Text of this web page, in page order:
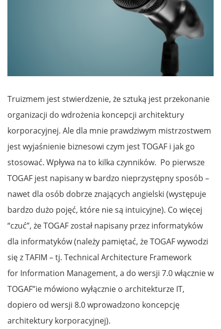
Truizmem jest stwierdzenie, że sztuką jest przekonanie
organizacji do wdrożenia koncepcji architektury
korporacyjnej. Ale dla mnie prawdziwym mistrzostwem
jest wyjaśnienie biznesowi czym jest TOGAF i jak go
stosować. Wpływa na to kilka czynników. Po pierwsze
TOGAF jest napisany w bardzo nieprzystępny sposób –
nawet dla osób dobrze znających angielski (występuje
bardzo dużo pojęć, które nie są intuicyjne). Co więcej
“czuć”, że TOGAF został napisany przez informatyków
dla informatyków (należy pamiętać, że TOGAF wywodzi
się z TAFIM – tj. Technical Architecture Framework
for Information Management, a do wersji 7.0 włącznie w
TOGAF”ie mówiono wyłącznie o architekturze IT,
dopiero od wersji 8.0 wprowadzono koncepcję
architektury korporacyjnej).